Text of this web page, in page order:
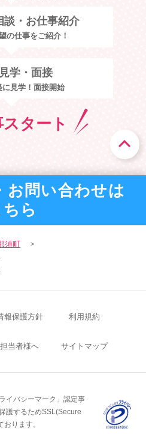
談・お仕事紹介
の仕事をご紹介！
見学・面接
に見学！面接開始
スタート
お問い合わせは
ちら
須町
報保護方針 利用規約
当者様へ サイトマップ
イバシーマーク」認定事
護するためSSL(Secure
ります。